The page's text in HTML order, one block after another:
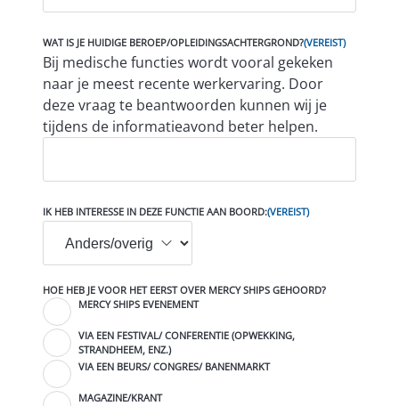
WAT IS JE HUIDIGE BEROEP/OPLEIDINGSACHTERGROND?(VEREIST)
Bij medische functies wordt vooral gekeken
naar je meest recente werkervaring. Door
deze vraag te beantwoorden kunnen wij je
tijdens de informatieavond beter helpen.
IK HEB INTERESSE IN DEZE FUNCTIE AAN BOORD:(VEREIST)
HOE HEB JE VOOR HET EERST OVER MERCY SHIPS GEHOORD?
MERCY SHIPS EVENEMENT
VIA EEN FESTIVAL/ CONFERENTIE (OPWEKKING,
STRANDHEEM, ENZ.)
VIA EEN BEURS/ CONGRES/ BANENMARKT
MAGAZINE/KRANT